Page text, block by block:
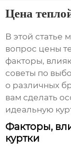
Цена
В этой статье
вопрос цены
факторы,
советы по
о различных
вам сделать
идеальную
Факторы,
куртки